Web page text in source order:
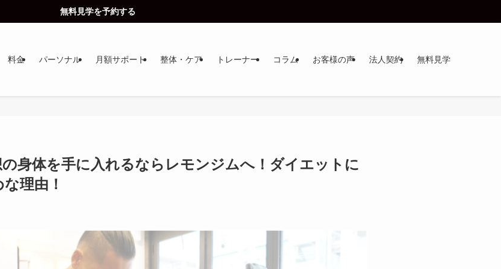
無料見学を予約する
料金 パーソナル 月額サポート 整体・ケア トレーナー コラム お客様の声 法人契約 無料見学
身体を手に入れるならレモンジムへ！ダイエットに
理由！